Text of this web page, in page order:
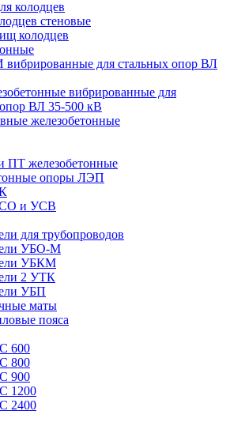
колодцев
стеновые
колодцев
для стальных опор ВЛ
вибрированные для
ВЛ 35-500 кВ
железобетонные
ПТ железобетонные
опоры ЛЭП
и УСВ
для трубопроводов
УБО-М
УБКМ
2 УТК
УБП
маты
пояса
600
800
900
1200
2400